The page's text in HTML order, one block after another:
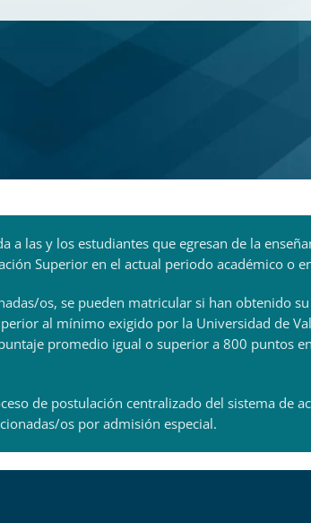
a las y los estudiantes que egresan de la
Superior en el actual periodo académico o
os, se pueden matricular si han obtenido
al mínimo exigido por la Universidad de
promedio igual o superior a 800 puntos
de postulación centralizado del sistema de
os por admisión especial.